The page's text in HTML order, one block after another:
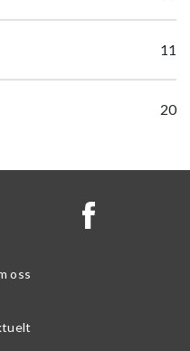
11
20
oss